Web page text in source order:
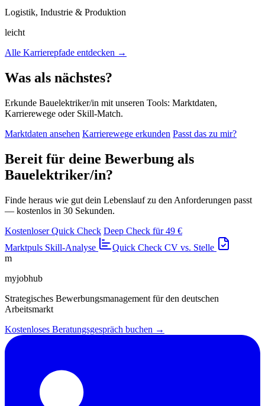
Logistik, Industrie & Produktion
leicht
Alle Karrierepfade entdecken →
Was als nächstes?
Erkunde Bauelektriker/in mit unseren Tools: Marktdaten,
Karrierewege oder Skill-Match.
Marktdaten ansehen Karrierewege erkunden Passt das zu mir?
Bereit für deine Bewerbung als
Bauelektriker/in?
Finde heraus wie gut dein Lebenslauf zu den Anforderungen passt
— kostenlos in 30 Sekunden.
Kostenloser Quick Check Deep Check für 49 €
Marktpuls Skill-Analyse Quick Check CV vs. Stelle
m
myjobhub
Strategisches Bewerbungsmanagement für den deutschen
Arbeitsmarkt
Kostenloses Beratungsgespräch buchen →